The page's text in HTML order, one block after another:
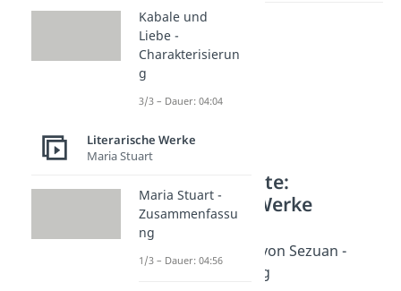
Weitere Inhalte:
Literarische Werke
Werke von Brecht
Der gute Mensch von Sezuan -
Zusammenfassung
Kabale und
Liebe -
Charakterisierun
g
3/3 – Dauer: 04:04
Literarische Werke
Maria Stuart
Maria Stuart -
Zusammenfassu
ng
1/3 – Dauer: 04:56